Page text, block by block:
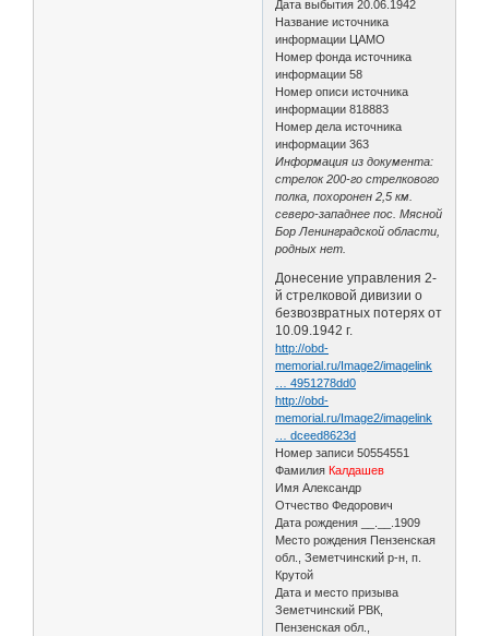
Дата выбытия 20.06.1942
Название источника
информации ЦАМО
Номер фонда источника
информации 58
Номер описи источника
информации 818883
Номер дела источника
информации 363
Информация из документа:
стрелок 200-го стрелкового
полка, похоронен 2,5 км.
северо-западнее пос. Мясной
Бор Ленинградской области,
родных нет.
Донесение управления 2-
й стрелковой дивизии о
безвозвратных потерях от
10.09.1942 г.
http://obd-
memorial.ru/Image2/imagelink
… 4951278dd0
http://obd-
memorial.ru/Image2/imagelink
… dceed8623d
Номер записи 50554551
Фамилия Калдашев
Имя Александр
Отчество Федорович
Дата рождения __.__.1909
Место рождения Пензенская
обл., Земетчинский р-н, п.
Крутой
Дата и место призыва
Земетчинский РВК,
Пензенская обл.,